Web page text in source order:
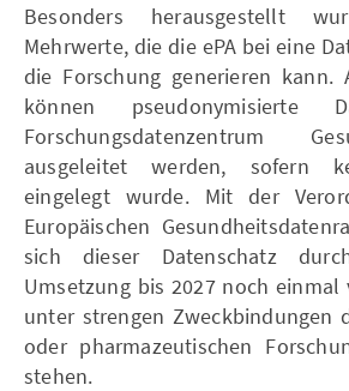
Besonders herausgestellt
Mehrwerte, die die ePA bei eine
die Forschung generieren kann.
können
Forschungsdatenzentrum
ausgeleitet werden, sofern
eingelegt wurde. Mit der
Europäischen
sich dieser Datenschatz
Umsetzung bis 2027 noch einmal
unter strengen Zweckbindungen
oder pharmazeutischen
stehen.